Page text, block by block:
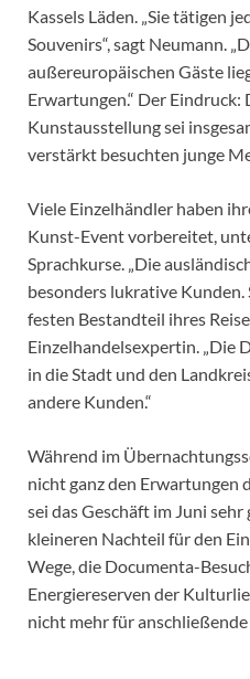
Kassels Läden. „Sie tätigen
Souvenirs“, sagt Neumann.
außereuropäischen Gäste
Erwartungen.“ Der Eindruck:
Kunstausstellung sei
verstärkt besuchten junge
Viele Einzelhändler haben
Kunst-Event vorbereitet,
Sprachkurse. „Die
besonders lukrative Kunden.
festen Bestandteil ihres
Einzelhandelsexpertin. „Die
in die Stadt und den
andere Kunden.“
Während im
nicht ganz den Erwartungen
sei das Geschäft im Juni
kleineren Nachteil für den
Wege, die Documenta-
Energiereserven der
nicht mehr für anschließende